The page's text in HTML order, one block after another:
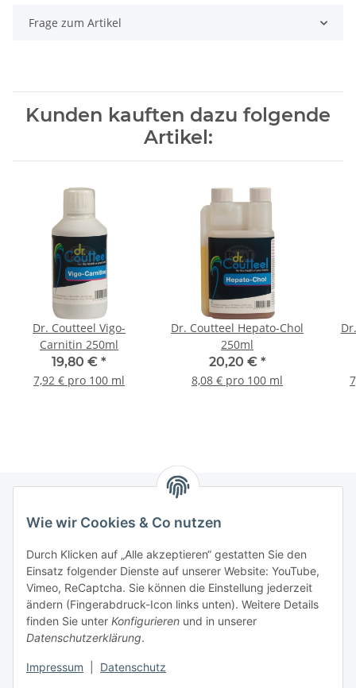
Wie wir Cookies & Co nutzen
Durch Klicken auf „Alle akzeptieren“ gestatten Sie den
Einsatz folgender Dienste auf unserer Website: YouTube,
Vimeo, ReCaptcha. Sie können die Einstellung jederzeit
ändern (Fingerabdruck-Icon links unten). Weitere Details
finden Sie unter Konfigurieren und in unserer
Datenschutzerklärung.
Impressum Datenschutz
Frage zum Artikel
Kunden kauften dazu folgende
Artikel:
Dr. Coutteel Vigo-
Carnitin 250ml
19,80 € *
7,92 € pro 100 ml
Dr. Coutteel Hepato-Chol
250ml
20,20 € *
8,08 € pro 100 ml
Informationen
Gesetzliche Informationen
Mein Konto